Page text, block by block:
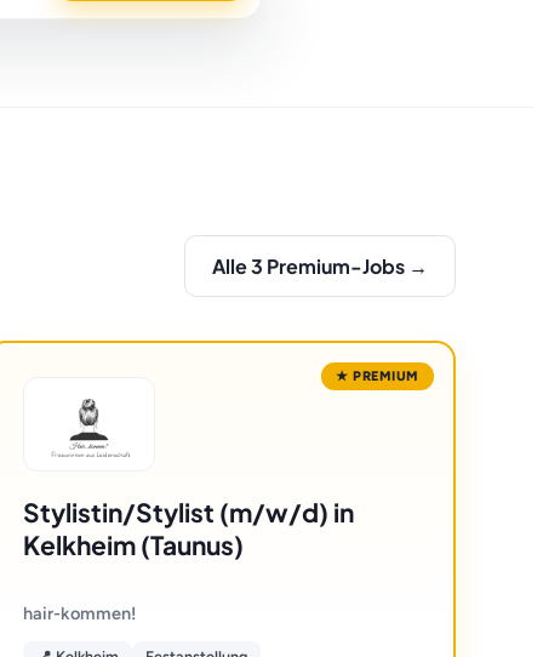
Alle 3 Premium-Jobs →
★ PREMIUM
Stylistin/Stylist (m/w/d) in
Kelkheim (Taunus)
hair-kommen!